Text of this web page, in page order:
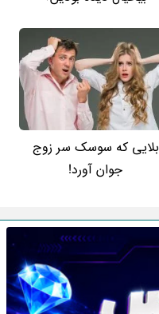
بلایی که سوسک سر زوج
جوان آورد!